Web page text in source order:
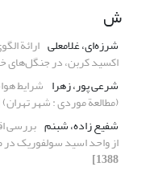
ش
شرزه‌ای، غلامعلی ارائة
اکسید کربن، در جنگل‌های
شرعی پور، زهرا شرایط
(مطالعة موردی : شهر تهران)
شفیع زاده، شبنم
از واحد اسید سولفوریک
1388]